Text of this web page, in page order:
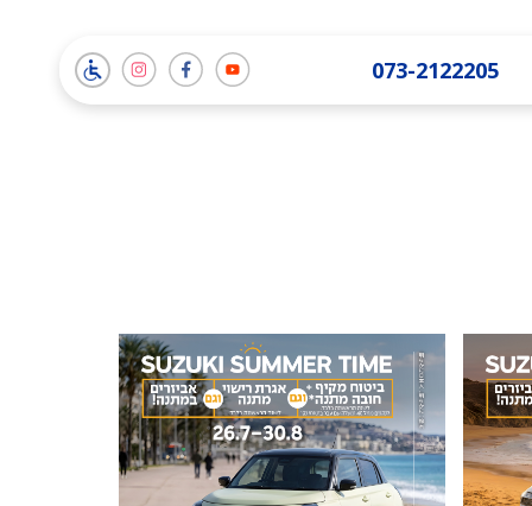
073-2122205 תמונה תמונה תמונה